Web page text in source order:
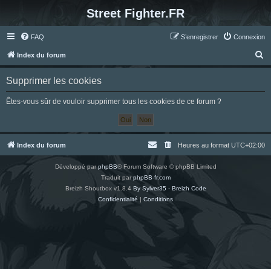
Street Fighter.FR
FAQ Connexion
S’enregistrer
Index du forum
e
h
Supprimer les cookies
Êtes-vous sûr de vouloir supprimer tous les cookies de ce forum ?
Index du forum Heures au format UTC+02:00
Développé parphpBB® Forum Software © phpBB Limited
Traduit parphpBB-fr.com
Breizh Shoutbox v1.8.4 By Sylver35 - Breizh Code
Confidentialité | Conditions